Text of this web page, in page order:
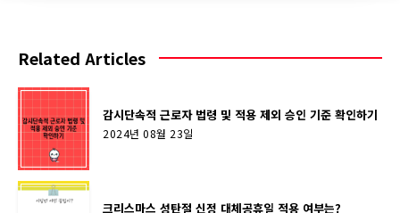
Related Articles
감시단속적 근로자 법령 및 적용 제외 승인 기준 확인하기
2024년 08월 23일
크리스마스 성탄절 신정 대체공휴일 적용 여부는?